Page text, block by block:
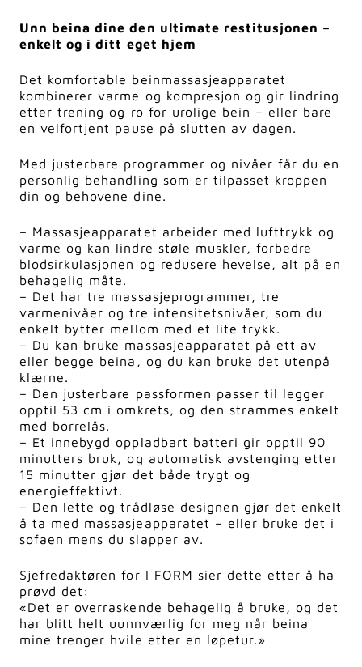
Unn beina dine den ultimate restitusjonen –
enkelt og i ditt eget hjem
Det komfortable beinmassasjeapparatet
kombinerer varme og kompresjon og gir lindring
etter trening og ro for urolige bein – eller bare
en velfortjent pause på slutten av dagen.
Med justerbare programmer og nivåer får du en
personlig behandling som er tilpasset kroppen
din og behovene dine.
– Massasjeapparatet arbeider med lufttrykk og
varme og kan lindre støle muskler, forbedre
blodsirkulasjonen og redusere hevelse, alt på en
behagelig måte.
– Det har tre massasjeprogrammer, tre
varmenivåer og tre intensitetsnivåer, som du
enkelt bytter mellom med et lite trykk.
– Du kan bruke massasjeapparatet på ett av
eller begge beina, og du kan bruke det utenpå
klærne.
– Den justerbare passformen passer til legger
opptil 53 cm i omkrets, og den strammes enkelt
med borrelås.
– Et innebygd oppladbart batteri gir opptil 90
minutters bruk, og automatisk avstenging etter
15 minutter gjør det både trygt og
energieffektivt.
– Den lette og trådløse designen gjør det enkelt
å ta med massasjeapparatet – eller bruke det i
sofaen mens du slapper av.
Sjefredaktøren for I FORM sier dette etter å ha
prøvd det:
«Det er overraskende behagelig å bruke, og det
har blitt helt uunnværlig for meg når beina
mine trenger hvile etter en løpetur.»